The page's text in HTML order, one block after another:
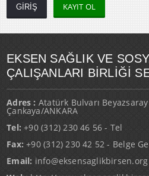
KAYIT OL
EKSEN SAĞLIK VE
ÇALIŞANLARI BİRLİĞİ
Adres : Atatürk Bulvarı
Çankaya/ANKARA
Tel: +90 (312) 230 46 56 - Tel
Fax: +90 (312) 230 42 52 - Belge
Email: info@eksensaglikbirsen.org